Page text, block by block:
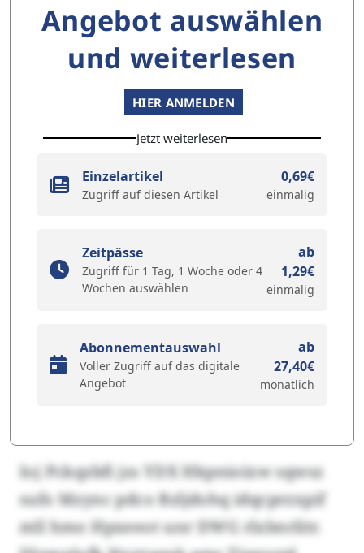
Angebot auswählen
und weiterlesen
HIER ANMELDEN
Jetzt weiterlesen
Einzelartikel
Zugriff auf diesen Artikel
0,69€
einmalig
Zeitpässe
Zugriff für 1 Tag, 1 Woche oder 4
Wochen auswählen
ab
1,29€
einmalig
Abonnementauswahl
Voller Zugriff auf das digitale
Angebot
ab
27,40€
monatlich
Ioj Pckqzbfi jzs YDX Hkpnioixw sqwsz
sufo Mzync pdco Bzljdohq idqcprzxpif
mll hmo Hpxeeot unr DWG rlxbnrlitr.